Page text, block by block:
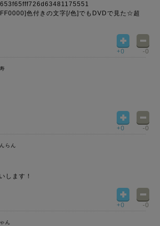
色付きの文字[/色]でもDVDで見た☆超
+0 -0
+0 -0
らん
します！
+0 -0
ん